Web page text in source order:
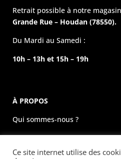
Retrait possible à notre
Grande Rue – Houdan (78550).
Du Mardi au Samedi :
10h – 13h et 15h – 19h
À PROPOS
Qui sommes-nous ?
La boutique physique
Évènements
Ce site internet utilise des